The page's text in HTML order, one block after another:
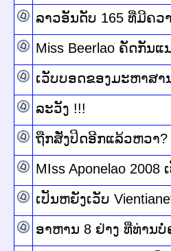
ລາວອັນດັບ 165 ທີ່ມີຄວ
Miss Beerlao ຄັດກັນແ
ເວັບບອດຂອງມະຫາສ
ລະວັງ !!!
ຖືກສັ່ງປິດອີກແລ້ວຫວາ?
MIss Aponelao
ເປັນຫຍັງເວັບ
ອາຫານ 8 ຢ່າງ ທີ່ທ່ານບໍ່